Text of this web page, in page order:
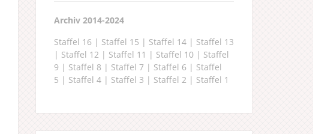
Archiv 2014-2024
Staffel 16 | Staffel 15 | Staffel 14 | Staffel 13
| Staffel 12 | Staffel 11 | Staffel 10 | Staffel
9 | Staffel 8 | Staffel 7 | Staffel 6 | Staffel
5 | Staffel 4 | Staffel 3 | Staffel 2 | Staffel 1